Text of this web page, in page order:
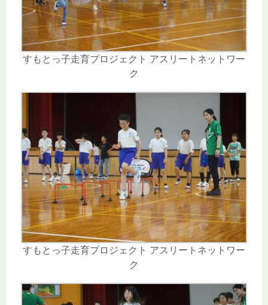
すもとっ子走育プロジェクト アスリートネットワー
ク
すもとっ子走育プロジェクト アスリートネットワー
ク